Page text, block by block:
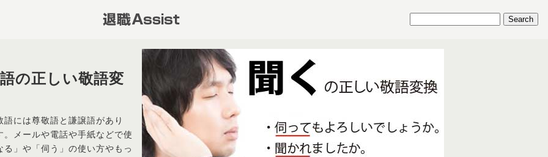
の正しい敬語変
には尊敬語と謙譲語があり
メールや電話や手紙などで使
」や「伺う」の使い方やもっ